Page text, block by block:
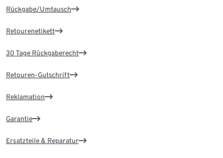
Rückgabe/Umtausch
Retourenetikett
30 Tage Rückgaberecht
Retouren-Gutschrift
Reklamation
Garantie
Ersatzteile & Reparatur